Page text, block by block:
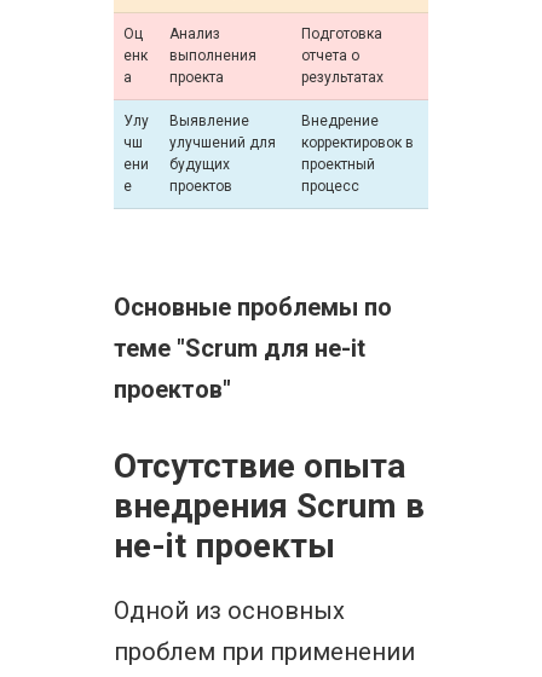
Оц
енк
а
Анализ
выполнения
проекта
Подготовка
отчета о
результатах
Улу
чш
ени
е
Выявление
улучшений для
будущих
проектов
Внедрение
корректировок в
проектный
процесс
Основные проблемы по
теме "Scrum для не-it
проектов"
Отсутствие опыта
внедрения Scrum в
не-it проекты
Одной из основных
проблем при применении